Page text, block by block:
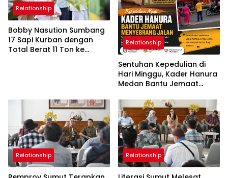
Relationship
Bobby Nasution Sumbang
17 Sapi Kurban dengan
Total Berat 11 Ton ke
Relationship
Sentuhan Kepedulian di
Hari Minggu, Kader Hanura
Medan Bantu Jemaat
Relationship Relationship